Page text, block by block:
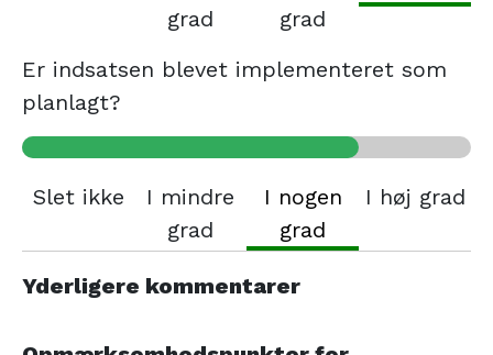
grad
grad
Er indsatsen blevet implementeret som
planlagt?
Slet ikke
I mindre
grad
I nogen
grad
I høj grad
Yderligere kommentarer